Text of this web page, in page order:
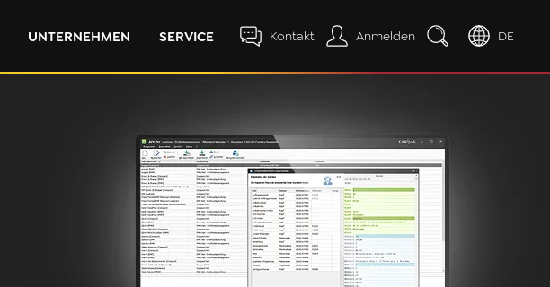
UNTERNEHMEN SERVICE Kontakt Anmelden DE